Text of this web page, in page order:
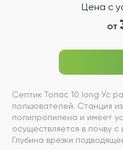
Цена с
ОТ
Септик Топас 10 long Ус
пользователей. Станция
полипропилена и имеет
осуществляется в почву
Глубина врезки